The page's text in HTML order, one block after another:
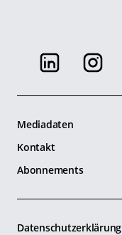
Mediadaten
Kontakt
Abonnements
Datenschutzerklärung